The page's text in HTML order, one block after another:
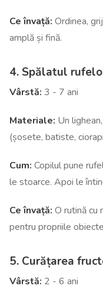
Ce învață: Ordinea,
amplă și fină.
4. Spălatul
Vârstă: 3 - 7 ani
Materiale: Un
(șosete, batiste,
Cum: Copilul pune
le stoarce. Apoi le
Ce învață: O rutină cu
pentru propriile
5. Curățarea
Vârstă: 2 - 6 ani